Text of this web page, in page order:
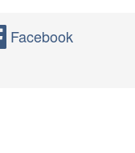
Facebook